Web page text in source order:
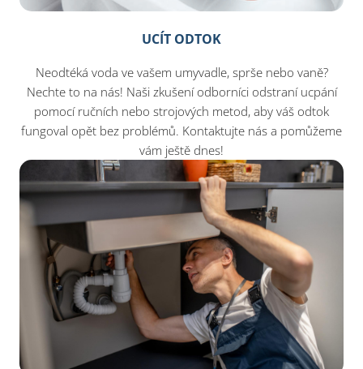
UCÍT ODTOK
Neodtéká voda ve vašem umyvadle, sprše nebo vaně?
Nechte to na nás! Naši zkušení odborníci odstraní ucpání
pomocí ručních nebo strojových metod, aby váš odtok
fungoval opět bez problémů. Kontaktujte nás a pomůžeme
vám ještě dnes!​